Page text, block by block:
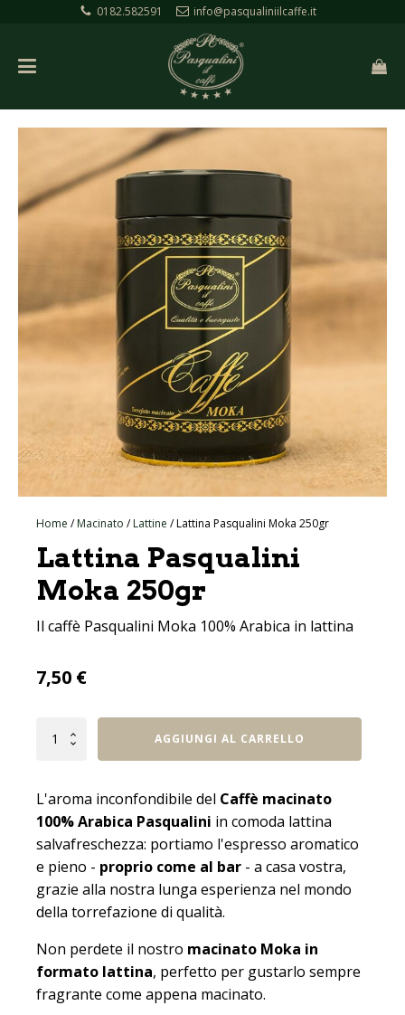
0182.582591 info@pasqualiniilcaffe.it
Home /Macinato /Lattine / Lattina Pasqualini Moka 250gr
Lattina Pasqualini
Moka 250gr
Il caffè Pasqualini Moka 100% Arabica in lattina
7,50 €
Lattina
Pasqualini
AGGIUNGI AL CARRELLO
L'aroma inconfondibile del Caffè macinato
100% Arabica Pasqualini in comoda lattina
salvafreschezza: portiamo l'espresso aromatico
e pieno - proprio come al bar - a casa vostra,
grazie alla nostra lunga esperienza nel mondo
della torrefazione di qualità.
Non perdete il nostro macinato Moka in
formato lattina, perfetto per gustarlo sempre
fragrante come appena macinato.